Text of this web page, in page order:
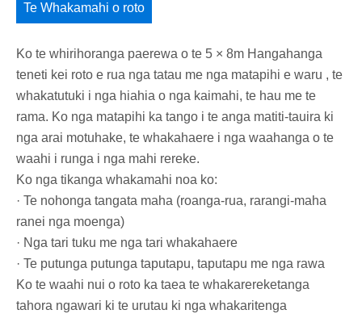
Te Whakamahi o roto
Ko te whirihoranga paerewa o te 5 × 8m Hangahanga
teneti kei roto e rua nga tatau me nga matapihi e waru , te
whakatutuki i nga hiahia o nga kaimahi, te hau me te
rama. Ko nga matapihi ka tango i te anga matiti-tauira ki
nga arai motuhake, te whakahaere i nga waahanga o te
waahi i runga i nga mahi rereke.
Ko nga tikanga whakamahi noa ko:
· Te nohonga tangata maha (roanga-rua, rarangi-maha
ranei nga moenga)
· Nga tari tuku me nga tari whakahaere
· Te putunga putunga taputapu, taputapu me nga rawa
Ko te waahi nui o roto ka taea te whakarereketanga
tahora ngawari ki te urutau ki nga whakaritenga